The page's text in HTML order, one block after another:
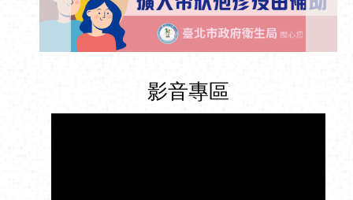
影音專區